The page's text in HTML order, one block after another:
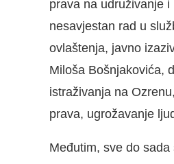
prava na udruživanje
nesavjestan rad u
ovlaštenja, javno
Miloša Bošnjakovića,
istraživanja na
prava, ugrožavanje
Međutim, sve do